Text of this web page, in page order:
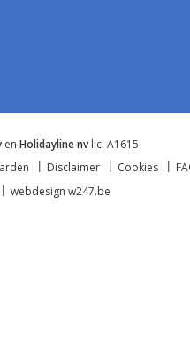
en Holidayline nvlic. A1615
Disclaimer Cookies
webdesign w247.be